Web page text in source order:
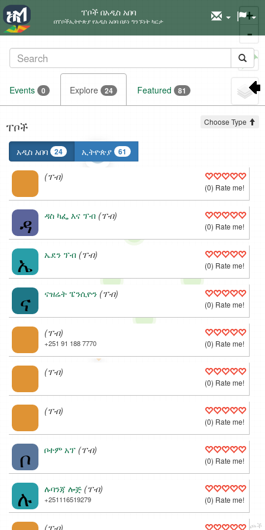
ፐቦች በአዲስ አበባ
በፐቦችኢትዮጵያ የአዲስ አበባ በይነ ግንኙነት ካርታ
Events 0 Explore 24 Featured 81
ፐቦች Choose Type
አዲስ አበባ 24 ኢትዮጵያ 61
(ፐብ)
(0) Rate me!
ዳ ዳስ ካፌ እና ፕብ (ፐብ)
(0) Rate me!
ኤ ኤደን ፕብ (ፐብ)
(0) Rate me!
ና ናዝሬት ፔንሲዮን (ፐብ)
(0) Rate me!
(ፐብ)
(0) Rate me!
+251 91 188 7770
(ፐብ)
(0) Rate me!
(ፐብ)
(0) Rate me!
ቦ ቦተም አፕ (ፐብ)
(0) Rate me!
ሉ ሉባንጃ ሎጅ (ፐብ)
(0) Rate me!
+251116519279
(ፐብ)
+
-
marker
v1.9 | © 2008-2022 ነፃና ፈጣን የዓለም ካርታአዋጮች